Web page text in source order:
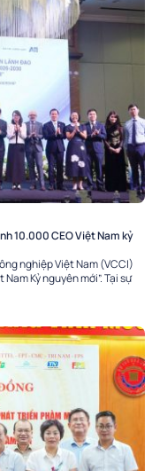
10.000 CEO Việt Nam kỷ
nghiệp Việt Nam (VCCI)
Kỷ nguyên mới”. Tại sự